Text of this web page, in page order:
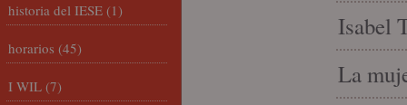
Isabel
La
historia del IESE (1)
horarios (45)
I WIL (7)